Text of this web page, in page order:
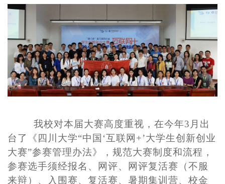
我校对本届大赛高度重视，在今年3月出
台了《四川大学“中国‘互联网+’大学生创新创业
大赛”参赛管理办法》，规范大赛制度和流程，
参赛选手须经报名、网评、网评复活赛（不服
来辩）、入围赛、复活赛、暑期集训营、校金